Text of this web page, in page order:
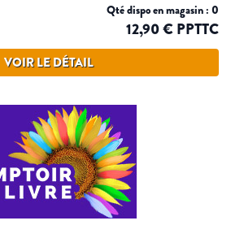
Qté dispo en magasin : 0
12,90 € PPTTC
VOIR LE DÉTAIL